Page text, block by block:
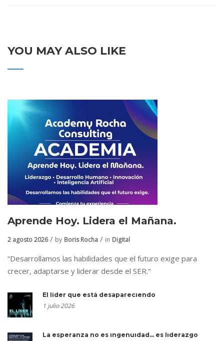
YOU MAY ALSO LIKE
Aprende Hoy. Lidera el Mañana.
2 agosto 2026 by Boris Rocha in Digital
“Desarrollamos las habilidades que el futuro exige para
crecer, adaptarse y liderar desde el SER.“
El líder que está desapareciendo
1 julio 2026
La esperanza no es ingenuidad… es liderazgo